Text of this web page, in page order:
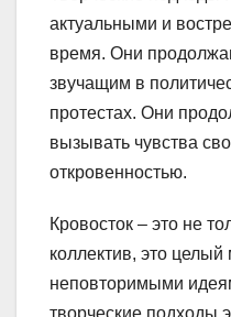
актуальными и
время. Они
звучащим в
протестах. Они
вызывать чувства
откровенностью.
Кровосток – это не
коллектив, это
неповторимыми
творческие подходы